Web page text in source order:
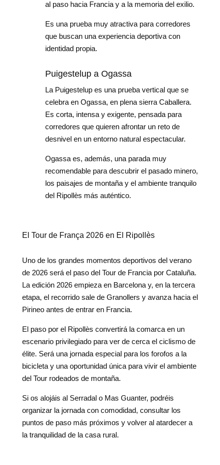
al paso hacia Francia y a la memoria del exilio.
Es una prueba muy atractiva para corredores
que buscan una experiencia deportiva con
identidad propia.
Puigestelup a Ogassa
La Puigestelup es una prueba vertical que se
celebra en Ogassa, en plena sierra Caballera.
Es corta, intensa y exigente, pensada para
corredores que quieren afrontar un reto de
desnivel en un entorno natural espectacular.
Ogassa es, además, una parada muy
recomendable para descubrir el pasado minero,
los paisajes de montaña y el ambiente tranquilo
del Ripollès más auténtico.
El Tour de França 2026 en El Ripollès
Uno de los grandes momentos deportivos del verano
de 2026 será el paso del Tour de Francia por Cataluña.
La edición 2026 empieza en Barcelona y, en la tercera
etapa, el recorrido sale de Granollers y avanza hacia el
Pirineo antes de entrar en Francia.
El paso por el Ripollès convertirá la comarca en un
escenario privilegiado para ver de cerca el ciclismo de
élite. Será una jornada especial para los forofos a la
bicicleta y una oportunidad única para vivir el ambiente
del Tour rodeados de montaña.
Si os alojáis al Serradal o Mas Guanter, podréis
organizar la jornada con comodidad, consultar los
puntos de paso más próximos y volver al atardecer a
la tranquilidad de la casa rural.